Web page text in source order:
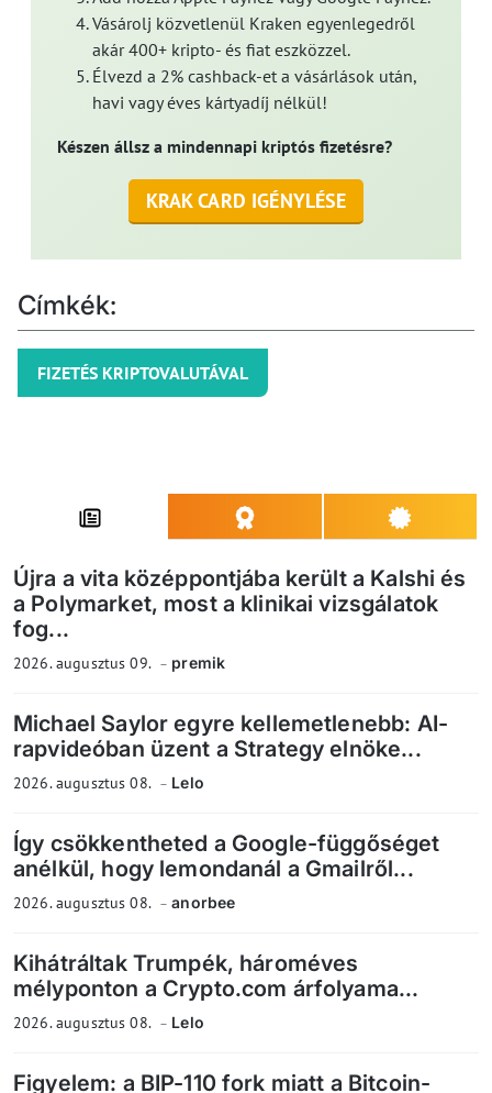
Vásárolj közvetlenül Kraken egyenlegedről
akár 400+ kripto- és fiat eszközzel.
Élvezd a 2% cashback-et a vásárlások után,
havi vagy éves kártyadíj nélkül!
Készen állsz a mindennapi kriptós fizetésre?
KRAK CARD IGÉNYLÉSE
Címkék:
FIZETÉS KRIPTOVALUTÁVAL
Újra a vita középpontjába került a Kalshi és
a Polymarket, most a klinikai vizsgálatok
fog...
2026. augusztus 09. premik
Michael Saylor egyre kellemetlenebb: AI-
rapvideóban üzent a Strategy elnöke...
2026. augusztus 08. Lelo
Így csökkentheted a Google-függőséget
anélkül, hogy lemondanál a Gmailről...
2026. augusztus 08. anorbee
Kihátráltak Trumpék, hároméves
mélyponton a Crypto.com árfolyama...
2026. augusztus 08. Lelo
Figyelem: a BIP-110 fork miatt a Bitcoin-